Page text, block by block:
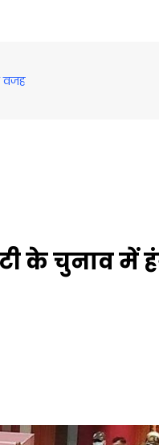
वजह
के चुनाव में